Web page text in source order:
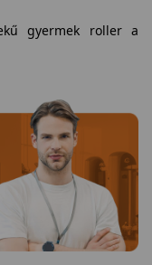
gyermek roller a